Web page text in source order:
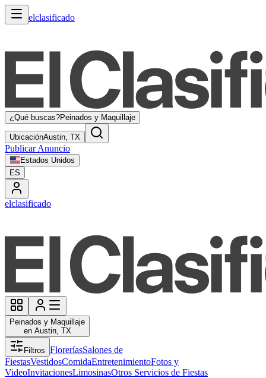
elclasificado
¿Qué buscas?Peinados y Maquillaje
UbicaciónAustin, TX
Publicar Anuncio
Estados Unidos
ES
elclasificado
Peinados y Maquillaje
en Austin, TX
Filtros FloreríasSalones de
FiestasVestidosComidaEntretenimientoFotos y
VideoInvitacionesLimosinasOtros Servicios de Fiestas